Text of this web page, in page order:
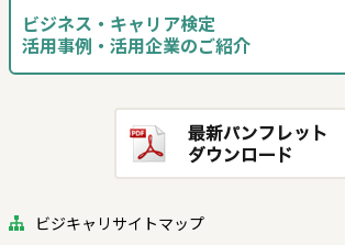
ビジネス・キャリア検定
活用事例・活用企業のご紹介
ビジキャリサイトマップ